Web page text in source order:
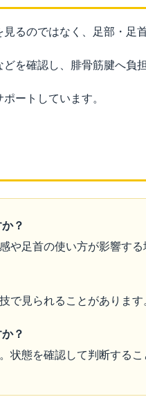
るのではなく、足部・足
を確認し、腓骨筋腱へ負
ートしています。
？
や足首の使い方が影響する
で見られることがあります
？
状態を確認して判断するこ